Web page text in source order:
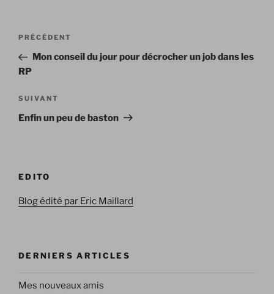
Navigation
l’article
Article
précédent
PRÉCÉDENT
Mon conseil du jour pour décrocher un job dans les
RP
Article
suivant
SUIVANT
Enfin un peu de baston
EDITO
Blog édité par Eric Maillard
DERNIERS ARTICLES
Mes nouveaux amis